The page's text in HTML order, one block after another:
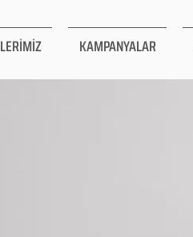
KAMPANYALAR